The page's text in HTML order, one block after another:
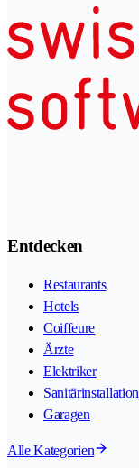
Entdecken
Restaurants
Hotels
Coiffeure
Ärzte
Elektriker
Sanitärinstallation
Garagen
Alle Kategorien